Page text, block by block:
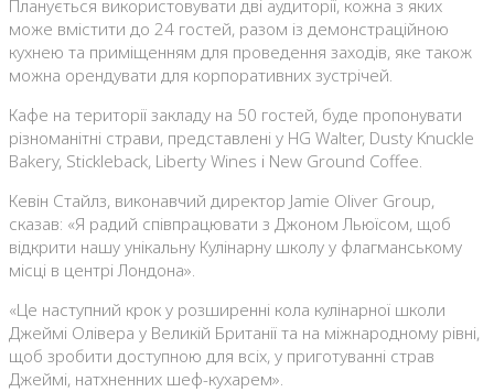
Планується використовувати дві аудиторії, кожна з яких
може вмістити до 24 гостей, разом із демонстраційною
кухнею та приміщенням для проведення заходів, яке також
можна орендувати для корпоративних зустрічей.
Кафе на території закладу на 50 гостей, буде пропонувати
різноманітні страви, представлені у HG Walter, Dusty Knuckle
Bakery, Stickleback, Liberty Wines і New Ground Coffee.
Кевін Стайлз, виконавчий директор Jamie Oliver Group,
сказав: «Я радий співпрацювати з Джоном Льюїсом, щоб
відкрити нашу унікальну Кулінарну школу у флагманському
місці в центрі Лондона».
«Це наступний крок у розширенні кола кулінарної школи
Джеймі Олівера у Великій Британії та на міжнародному рівні,
щоб зробити доступною для всіх, у приготуванні страв
Джеймі, натхненних шеф-кухарем».